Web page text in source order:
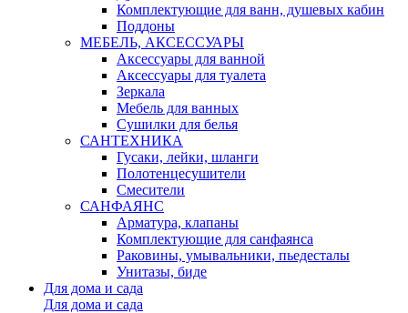
Комплектующие для ванн, душевых кабин
Поддоны
МЕБЕЛЬ, АКСЕССУАРЫ
Аксессуары для ванной
Аксессуары для туалета
Зеркала
Мебель для ванных
Сушилки для белья
САНТЕХНИКА
Гусаки, лейки, шланги
Полотенцесушители
Смесители
САНФАЯНС
Арматура, клапаны
Комплектующие для санфаянса
Раковины, умывальники, пьедесталы
Унитазы, биде
Для дома и сада
Для дома и сада